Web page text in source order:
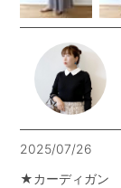
2025/07/26
★カーディガン